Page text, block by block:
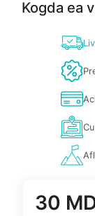
Kogda ea
30